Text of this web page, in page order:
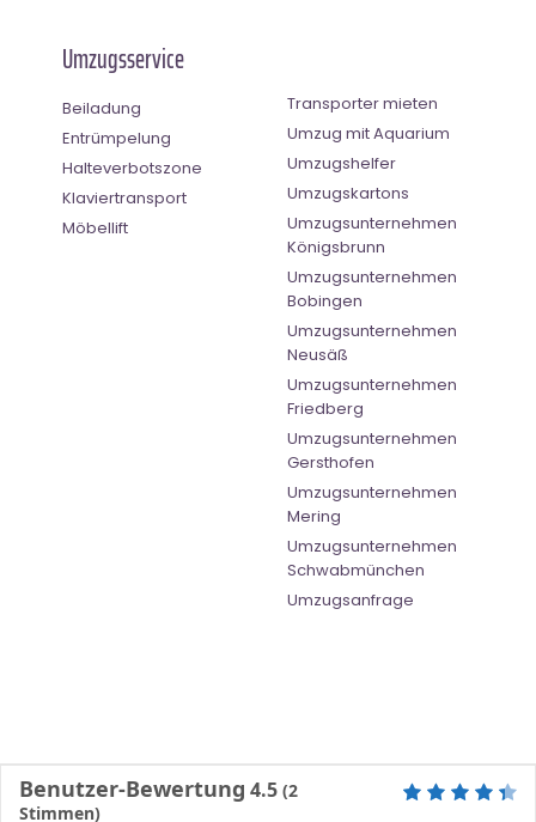
Umzugsservice
Beiladung
Entrümpelung
Halteverbotszone
Klaviertransport
Möbellift
Transporter mieten
Umzug mit Aquarium
Umzugshelfer
Umzugskartons
Umzugsunternehmen
Königsbrunn
Umzugsunternehmen
Bobingen
Umzugsunternehmen
Neusäß
Umzugsunternehmen
Friedberg
Umzugsunternehmen
Gersthofen
Umzugsunternehmen
Mering
Umzugsunternehmen
Schwabmünchen
Umzugsanfrage
Benutzer-Bewertung 4.5 (2
Stimmen)